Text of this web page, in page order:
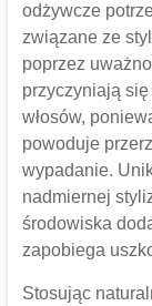
odżywcze
związane ze
poprzez
przyczyniają
włosów,
powoduje
wypadanie.
nadmiernej
środowiska
zapobiega
Stosując